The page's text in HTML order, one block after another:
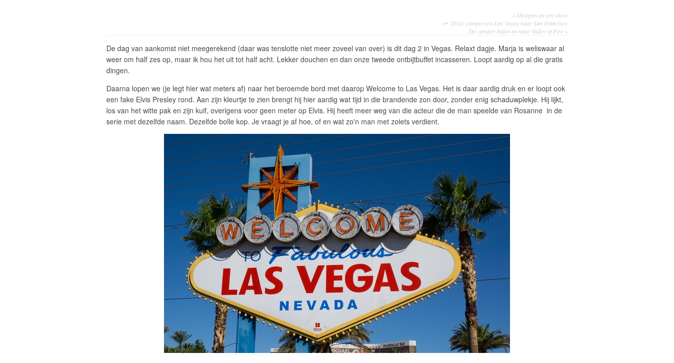
« Shoppen en een show
2014: camperreis Las Vegas naar San Francisco
De camper halen en naar Valley of Fire »
De dag van aankomst niet meegerekend (daar was tenslotte niet meer zoveel van over) is dit dag 2 in Vegas. Relaxt dagje. Marja is weliswaar al
weer om half zes op, maar ik hou het uit tot half acht. Lekker douchen en dan onze tweede ontbijtbuffet incasseren. Loopt aardig op al die gratis
dingen.
Daarna lopen we (je legt hier wat meters af) naar het beroemde bord met daarop Welcome to Las Vegas. Het is daar aardig druk en er loopt ook
een fake Elvis Presley rond. Aan zijn kleurtje te zien brengt hij hier aardig wat tijd in die brandende zon door, zonder enig schaduwplekje. Hij lijkt,
los van het witte pak en zijn kuif, overigens voor geen meter op Elvis. Hij heeft meer weg van die acteur die de man speelde van Rosanne in de
serie met dezelfde naam. Dezelfde bolle kop. Je vraagt je af hoe, of en wat zo'n man met zoiets verdient.